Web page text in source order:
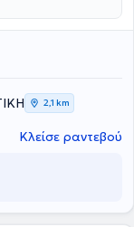
2,1 km
Κλείσε ραντεβού